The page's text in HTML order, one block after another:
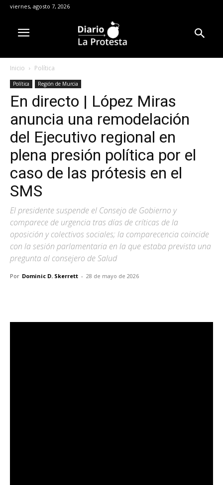
viernes, agosto 7, 2026
Inicio Política
Política Región de Murcia
En directo | López Miras
anuncia una remodelación
del Ejecutivo regional en
plena presión política por el
caso de las prótesis en el
SMS
El presidente suspende el Consejo de Gobierno y
comparece de urgencia tras días de críticas de la
oposición y colectivos sociales; la comparecencia coincide
con la sesión parlamentaria en la que estaba prevista una
pregunta al consejero de Salud
Por Dominic D. Skerrett - 28 de mayo de 2026